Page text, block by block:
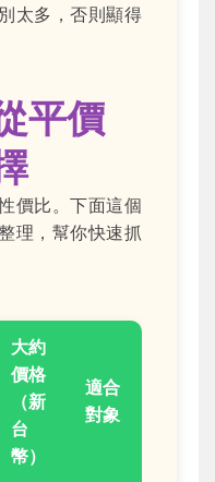
太多，否則顯得
平價
價比。下面這個
理，幫你快速抓
大約
價格
（新
台
幣）
適合
對象